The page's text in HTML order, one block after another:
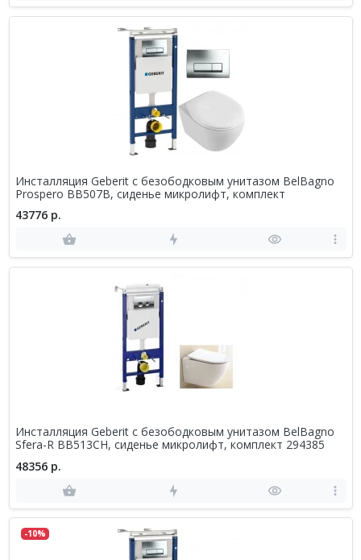
Инсталляция Geberit с безободковым унитазом BelBagno
Prospero BB507B, сиденье микролифт, комплект
43776 р.
Инсталляция Geberit с безободковым унитазом BelBagno
Sfera-R BB513CH, сиденье микролифт, комплект 294385
48356 р.
-10%